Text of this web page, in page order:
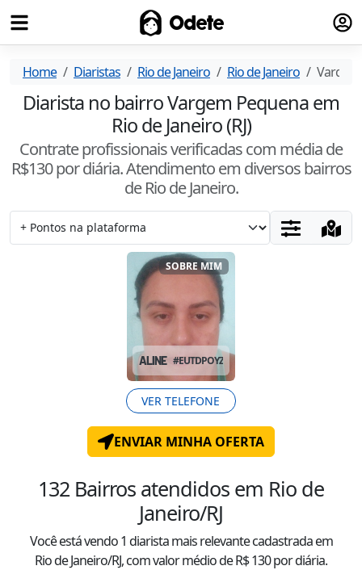
Odete
Home Diaristas Rio de Janeiro Rio de Janeiro
Diarista no bairro Vargem Pequena em
Rio de Janeiro (RJ)
Contrate profissionais verificadas com média de
R$130por diária. Atendimentoem diversos bairros
de Rio de Janeiro.
SOBRE MIM
ALINE #EUTDPOYZ
VER TELEFONE
ENVIAR MINHA OFERTA
132 Bairros atendidos em Rio de
Janeiro/RJ
Você está vendo1 diarista mais relevante cadastrada em
Rio de Janeiro/RJ, com valormédiode R$130por diária.